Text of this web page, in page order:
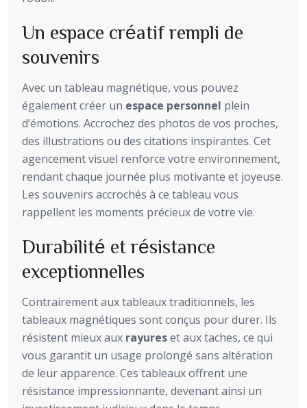
Un espace créatif rempli de
souvenirs
Avec un tableau magnétique, vous pouvez
également créer un espace personnel plein
d’émotions. Accrochez des photos de vos proches,
des illustrations ou des citations inspirantes. Cet
agencement visuel renforce votre environnement,
rendant chaque journée plus motivante et joyeuse.
Les souvenirs accrochés à ce tableau vous
rappellent les moments précieux de votre vie.
Durabilité et résistance
exceptionnelles
Contrairement aux tableaux traditionnels, les
tableaux magnétiques sont conçus pour durer. Ils
résistent mieux aux rayureset aux taches, ce qui
vous garantit un usage prolongé sans altération
de leur apparence. Ces tableaux offrent une
résistance impressionnante, devenant ainsi un